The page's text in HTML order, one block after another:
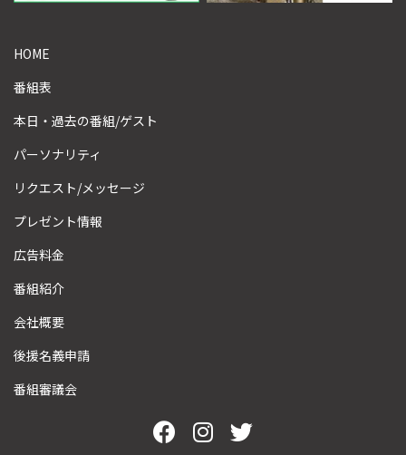
HOME
番組表
本日・過去の番組/ゲスト
パーソナリティ
リクエスト/メッセージ
プレゼント情報
広告料金
番組紹介
会社概要
後援名義申請
番組審議会